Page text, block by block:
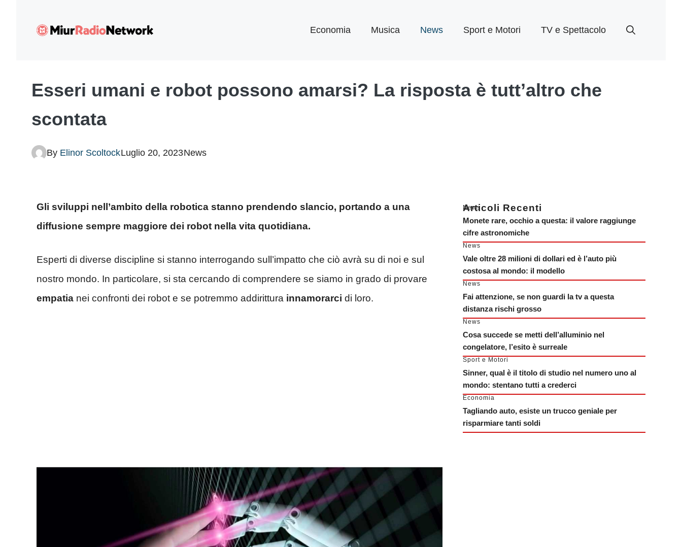
Economia Musica News Sport e Motori TV e Spettacolo
Esseri umani e robot possono amarsi? La risposta è tutt’altro che
scontata
By Elinor ScoltockLuglio 20, 2023News
Gli sviluppi nell’ambito della robotica stanno prendendo slancio, portando a una
diffusione sempre maggiore dei robot nella vita quotidiana.
Esperti di diverse discipline si stanno interrogando sull’impatto che ciò avrà su di noi e sul
nostro mondo. In particolare, si sta cercando di comprendere se siamo in grado di provare
empatia nei confronti dei robot e se potremmo addirittura innamorarci di loro.
Articoli Recenti
News
Monete rare, occhio a questa: il valore raggiunge
cifre astronomiche
News
Vale oltre 28 milioni di dollari ed è l’auto più
costosa al mondo: il modello
News
Fai attenzione, se non guardi la tv a questa
distanza rischi grosso
News
Cosa succede se metti dell’alluminio nel
congelatore, l’esito è surreale
Sport e Motori
Sinner, qual è il titolo di studio nel numero uno al
mondo: stentano tutti a crederci
Economia
Tagliando auto, esiste un trucco geniale per
risparmiare tanti soldi